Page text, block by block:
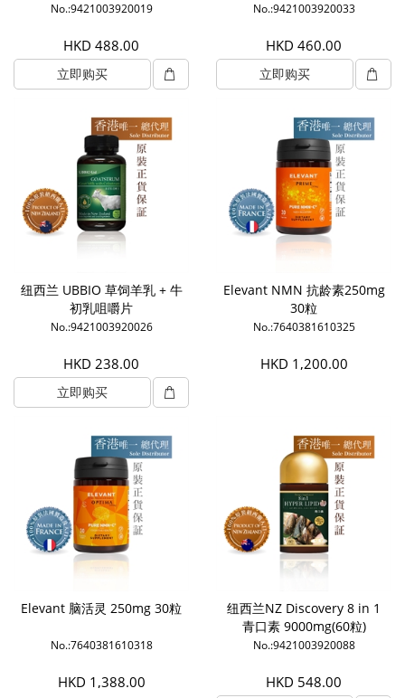
No.:9421003920019
HKD 488.00
立即购买
No.:9421003920033
HKD 460.00
立即购买
纽西兰 UBBIO 草饲羊乳 + 牛
初乳咀嚼片
No.:9421003920026
HKD 238.00
立即购买
Elevant NMN 抗龄素250mg
30粒
No.:7640381610325
HKD 1,200.00
Elevant 脑活灵 250mg 30粒
No.:7640381610318
HKD 1,388.00
纽西兰NZ Discovery 8 in 1
青口素 9000mg(60粒)
No.:9421003920088
HKD 548.00